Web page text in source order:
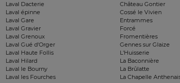
Laval Dacterie
Laval épinne
Laval Gare
Laval Gravier
Laval Grenoux
Laval Gué d'Orger
Laval Haute Follis
Laval Hilard
Laval le Bourny
Laval les Fourches
Château Gontier
Cossé le Vivien
Entrammes
Forcé
Fromentières
Gennes sur Glaize
L'Huisserie
La Baconnière
La Brûlatte
La Chapelle